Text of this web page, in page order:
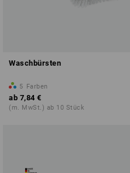
Waschbürsten
5 Farben
ab 7,84 €
(m. MwSt.) ab 10 Stück